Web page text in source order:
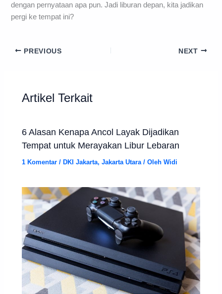
dengan pernyataan apa pun. Jadi liburan depan, kita jadikan
pergi ke tempat ini?
PREVIOUS NEXT
Artikel Terkait
6 Alasan Kenapa Ancol Layak Dijadikan
Tempat untuk Merayakan Libur Lebaran
1 Komentar / DKI Jakarta,Jakarta Utara/ OlehWidi